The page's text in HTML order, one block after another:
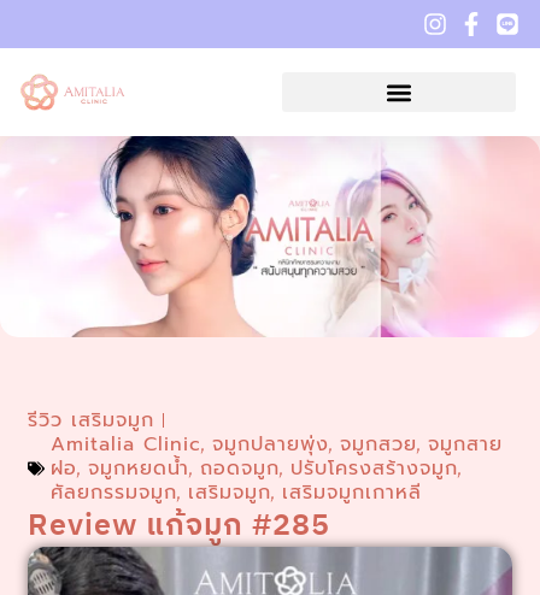
รีวิว เสริมจมูก
Amitalia Clinic,จมูกปลายพุ่ง,จมูกสวย,จมูกสาย
ฝอ,จมูกหยดน้ำ, ถอดจมูก, ปรับโครงสร้างจมูก,
ศัลยกรรมจมูก, เสริมจมูก, เสริมจมูกเกาหลี
Review แก้จมูก #285